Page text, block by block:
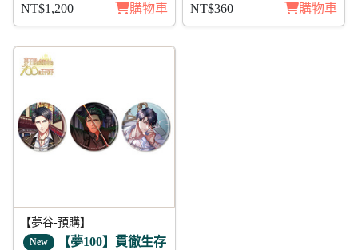
NT$1,200 購物車
NT$360
購物車
【夢谷-預購】
New 【夢100】貫徹生存